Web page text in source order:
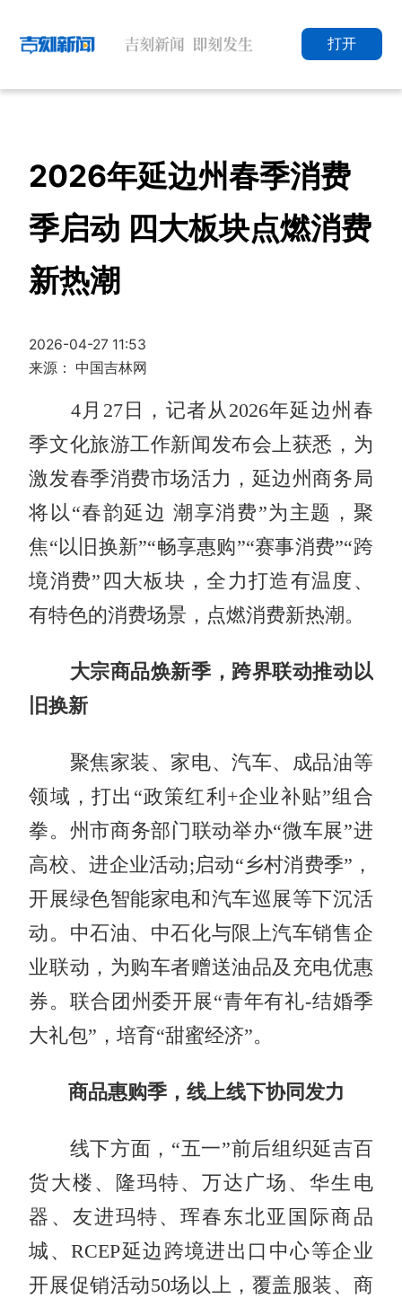
打开
2026年延边州春季消费
季启动 四大板块点燃消费
新热潮
2026-04-27 11:53
来源： 中国吉林网
4月27日，记者从2026年延边州春
季文化旅游工作新闻发布会上获悉，为
激发春季消费市场活力，延边州商务局
将以“春韵延边 潮享消费”为主题，聚
焦“以旧换新”“畅享惠购”“赛事消费”“跨
境消费”四大板块，全力打造有温度、
有特色的消费场景，点燃消费新热潮。
大宗商品焕新季，跨界联动推动以
旧换新
聚焦家装、家电、汽车、成品油等
领域，打出“政策红利+企业补贴”组合
拳。州市商务部门联动举办“微车展”进
高校、进企业活动;启动“乡村消费季”，
开展绿色智能家电和汽车巡展等下沉活
动。中石油、中石化与限上汽车销售企
业联动，为购车者赠送油品及充电优惠
券。联合团州委开展“青年有礼-结婚季
大礼包”，培育“甜蜜经济”。
商品惠购季，线上线下协同发力
线下方面，“五一”前后组织延吉百
货大楼、隆玛特、万达广场、华生电
器、友进玛特、珲春东北亚国际商品
城、RCEP延边跨境进出口中心等企业
开展促销活动50场以上，覆盖服装、商